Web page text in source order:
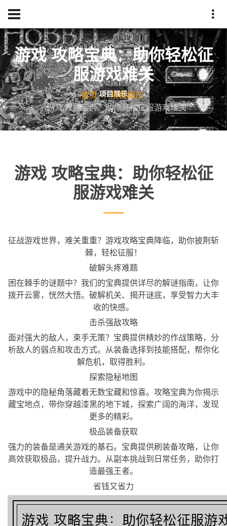
游戏 攻略宝典：助你轻松征
服游戏难关
首页
项目展示
游戏 攻略宝典：助你轻松征服游戏难关
游戏 攻略宝典：助你轻松征
服游戏难关
征战游戏世界，难关重重？游戏攻略宝典降临，助你披荆斩
棘，轻松征服！
破解头疼难题
困在棘手的谜题中？我们的宝典提供详尽的解谜指南，让你
拨开云雾，恍然大悟。破解机关、揭开谜底，享受智力大丰
收的快感。
击杀强敌攻略
面对强大的敌人，束手无策？宝典提供精妙的作战策略，分
析敌人的弱点和攻击方式。从装备选择到技能搭配，帮你化
解危机，取得胜利。
探索隐秘地图
游戏中的隐秘角落藏着无数宝藏和惊喜。攻略宝典为你揭示
藏宝地点，带你穿越漆黑的地下城，探索广阔的海洋，发现
更多的精彩。
极品装备获取
强力的装备是通关游戏的基石。宝典提供刷装备攻略，让你
高效获取极品，提升战力。从副本挑战到日常任务，助你打
造最强王者。
省钱又省力